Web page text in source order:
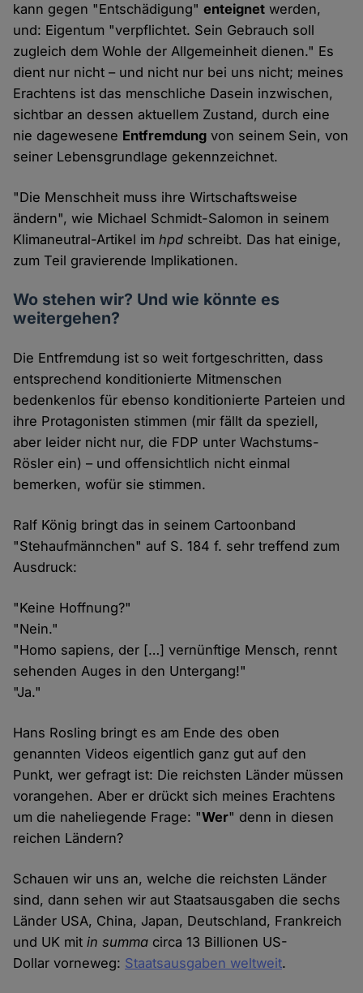
kann gegen "Entschädigung"enteignet werden,
und: Eigentum "verpflichtet. Sein Gebrauch soll
zugleich dem Wohle der Allgemeinheit dienen." Es
dient nur nicht – und nicht nur bei uns nicht; meines
Erachtens ist das menschliche Dasein inzwischen,
sichtbar an dessen aktuellem Zustand, durch eine
nie dagewesene Entfremdung von seinem Sein, von
seiner Lebensgrundlage gekennzeichnet.
"Die Menschheit muss ihre Wirtschaftsweise
ändern", wie Michael Schmidt-Salomon in seinem
Klimaneutral-Artikel imhpd schreibt. Das hat einige,
zum Teil gravierende Implikationen.
Wo stehen wir? Und wie könnte es
weitergehen?
Die Entfremdung ist so weit fortgeschritten, dass
entsprechend konditionierte Mitmenschen
bedenkenlos für ebenso konditionierte Parteien und
ihre Protagonisten stimmen (mir fällt da speziell,
aber leider nicht nur, die FDP unter Wachstums-
Rösler ein) – und offensichtlich nicht einmal
bemerken, wofür sie stimmen.
Ralf König bringt das in seinem Cartoonband
"Stehaufmännchen" auf S. 184 f. sehr treffend zum
Ausdruck:
"Keine Hoffnung?"
"Nein."
"Homo sapiens, der […] vernünftige Mensch, rennt
sehenden Auges in den Untergang!"
"Ja."
Hans Rosling bringt es am Ende des oben
genannten Videos eigentlich ganz gut auf den
Punkt, wer gefragt ist: Die reichsten Länder müssen
vorangehen. Aber er drückt sich meines Erachtens
um die naheliegende Frage: "Wer" denn in diesen
reichen Ländern?
Schauen wir uns an, welche die reichsten Länder
sind, dann sehen wir aut Staatsausgaben die sechs
Länder USA, China, Japan, Deutschland, Frankreich
und UK mitin summa circa 13 Billionen US-
Dollar vorneweg: Staatsausgaben weltweit.